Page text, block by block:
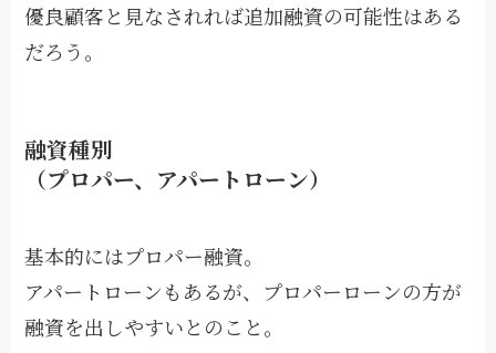
優良顧客と見なされれば追加融資の可能性はある
だろう。
融資種別
（プロパー、アパートローン）
基本的にはプロパー融資。
アパートローンもあるが、プロパーローンの方が
融資を出しやすいとのこと。